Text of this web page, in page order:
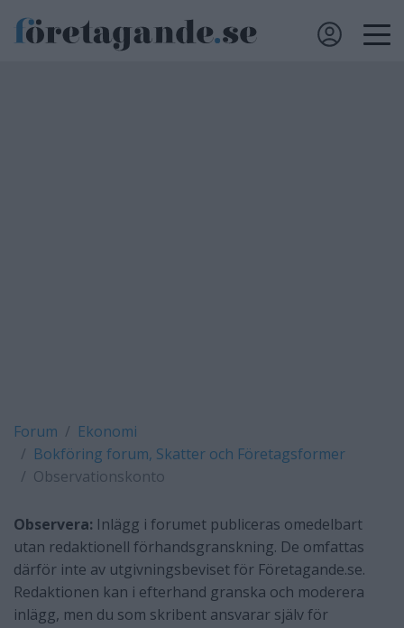
Forum
Ekonomi
Bokföring forum, Skatter och Företagsformer
Observationskonto
Observera: Inlägg i forumet publiceras omedelbart
utan redaktionell förhandsgranskning. De omfattas
därför inte av utgivningsbeviset för Företagande.se.
Redaktionen kan i efterhand granska och moderera
inlägg, men du som skribent ansvarar själv för